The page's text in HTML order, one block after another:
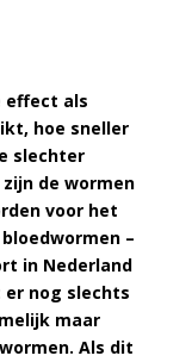
effect als
hoe sneller
slechter
de wormen
voor het
–
in Nederland
nog slechts
maar
Als dit